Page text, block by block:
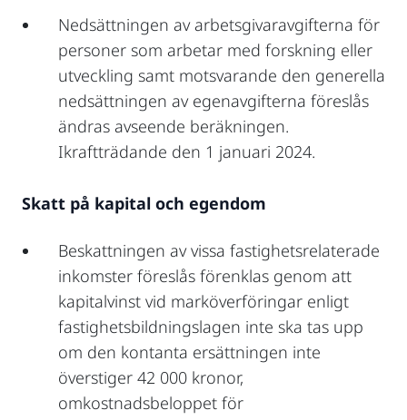
Nedsättningen av arbetsgivaravgifterna för
personer som arbetar med forskning eller
utveckling samt motsvarande den generella
nedsättningen av egenavgifterna föreslås
ändras avseende beräkningen.
Ikraftträdande den 1 januari 2024.
Skatt på kapital och egendom
Beskattningen av vissa fastighetsrelaterade
inkomster föreslås förenklas genom att
kapitalvinst vid marköverföringar enligt
fastighetsbildningslagen inte ska tas upp
om den kontanta ersättningen inte
överstiger 42 000 kronor,
omkostnadsbeloppet för